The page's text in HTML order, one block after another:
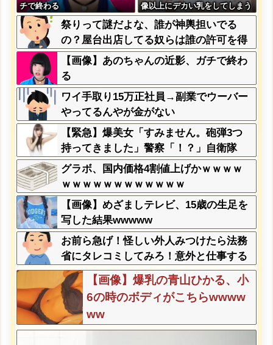
チで終わる
像以上にデカい乳をしてしまう
www
祭りって謎だよな、誰が神輿担いでる
の？屋台出店してる奴らは誰の許可を得
て商売してるの？
【画像】あのちゃんの近影、ガチで終わ
る
ワイ手取り15万正社員→副業でウーバー
やってるんやが金がない
【緊急】爆美女「すみません。砲弾3つ
持ってきました」警察「！？」自衛隊
「！？」→結果w w w w w w w w
グラボ、国内価格4割値上げかｗｗｗｗ
ｗｗｗｗｗｗｗｗｗｗｗｗ
【画像】めざましテレビ、15歳の生足を
写した結果wwwww
お前ら急げ！怪しい外人みつけたら法務
省にタレコミしてみろ！意外と仕事する
ぞ？
【画像】爆乳の青山ひかる、小
6の時のボディがこちらwwww
ww